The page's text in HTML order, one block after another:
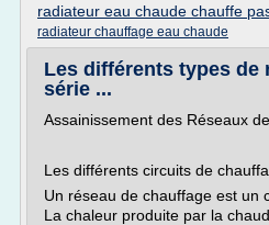
radiateur eau chaude chauffe
radiateur chauffage eau chaude
Les différents types de
série ...
Assainissement des Réseaux
Les différents circuits de
Un réseau de chauffage est un
La chaleur produite par la